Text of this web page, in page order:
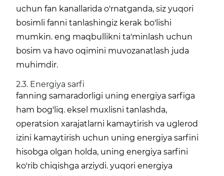
uchun fan kanallarida o'rnatganda, siz yuqori
bosimli fanni tanlashingiz kerak bo'lishi
mumkin. eng maqbullikni ta'minlash uchun
bosim va havo oqimini muvozanatlash juda
muhimdir.
2.3. Energiya sarfi
fanning samaradorligi uning energiya sarfiga
ham bog'liq. eksel muxlisni tanlashda,
operatsion xarajatlarni kamaytirish va uglerod
izini kamaytirish uchun uning energiya sarfini
hisobga olgan holda, uning energiya sarfini
ko'rib chiqishga arziydi. yuqori energiya